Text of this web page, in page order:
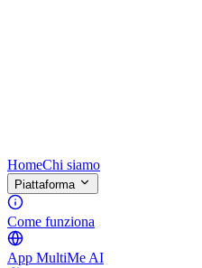
HomeChi siamo
Piattaforma
Come funziona
App MultiMe AI